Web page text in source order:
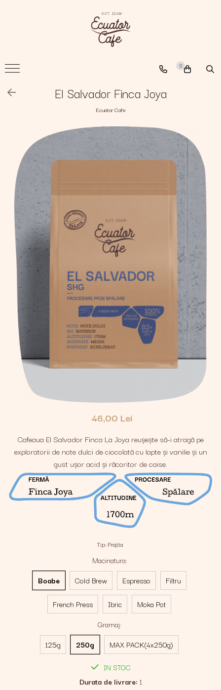
The Nomad
0
El Salvador Finca Joya
Ecuator Cafe
46,00 Lei
Cafeaua El Salvador Finca La Joya reușește să-i atragă pe
exploratorii de note dulci de ciocolată cu lapte și vanilie și un
gust ușor acid și răcoritor de caise.
Tip: Prajita
Macinatura:
Boabe
Cold Brew Espresso Filtru
French Press Ibric
Moka Pot
Gramaj:
125g
250g
MAX PACK(4x250g)
IN STOC
Durata de livrare: 1